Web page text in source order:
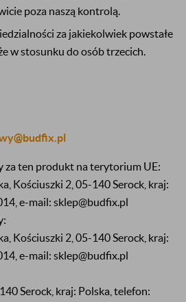
poza naszą kontrolą.
za jakiekolwiek powstałe
w stosunku do osób trzecich.
za ten produkt na terytorium UE:
Kościuszki 2, 05-140 Serock, kraj:
e-mail: sklep@budfix.pl
Kościuszki 2, 05-140 Serock, kraj:
e-mail: sklep@budfix.pl
Serock, kraj: Polska, telefon: